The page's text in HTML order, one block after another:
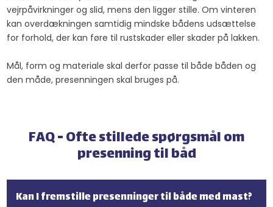
vejrpåvirkninger og slid, mens den ligger stille. Om vinteren
kan overdækningen samtidig mindske bådens udsættelse
for forhold, der kan føre til rustskader eller skader på lakken.
Mål, form og materiale skal derfor passe til både båden og
den måde, presenningen skal bruges på.
FAQ - Ofte stillede spørgsmål om
presenning til båd
Kan I fremstille presenninger til både med mast?